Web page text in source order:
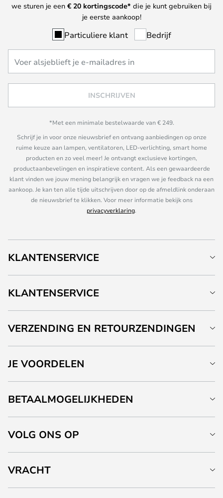
we sturen je een € 20 kortingscode* die je kunt gebruiken bij
je eerste aankoop!
Particuliere klant Bedrijf
INSCHRIJVEN
*Met een minimale bestelwaarde van € 249.
Schrijf je in voor onze nieuwsbrief en ontvang aanbiedingen op onze
ruime keuze aan lampen, ventilatoren, LED-verlichting, smart home
producten en zo veel meer! Je ontvangt exclusieve kortingen,
productaanbevelingen en inspiratieve content. Als een gewaardeerde
klant vinden we jouw mening belangrijk en vragen we je feedback na een
aankoop. Je kan ten alle tijde uitschrijven door op de afmeldlink onderaan
de nieuwsbrief te klikken. Voor meer informatie bekijk ons
privacyverklaring.
KLANTENSERVICE
KLANTENSERVICE
VERZENDING EN RETOURZENDINGEN
JE VOORDELEN
BETAALMOGELIJKHEDEN
VOLG ONS OP
VRACHT